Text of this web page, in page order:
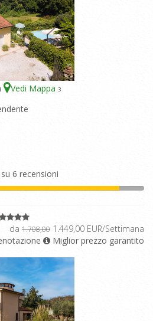
Vedi Mappa 3
6 recensioni
da 1.708,00 1.449,00 EUR/Settimana
Miglior prezzo garantito